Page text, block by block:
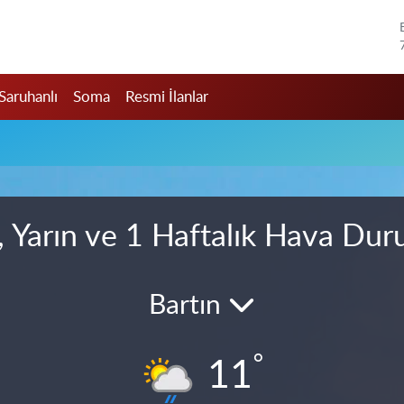
Soma Resmi İlanlar
ve 1 Haftalık Hava
Bartın
11°